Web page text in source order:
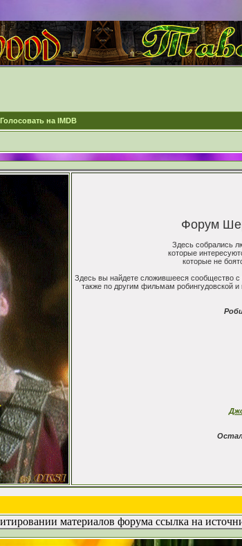
Голосовать на IMDB
Форум
Здесь собрались
которые
которые не
Здесь вы найдете сложившееся сообщество
также по другим фильмам робингудовской и
материалов форума ссылка на